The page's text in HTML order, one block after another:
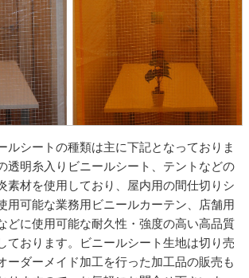
ルシートの種類は主に下記となっておりま
透明糸入りビニールシート、テントなどの
素材を使用しており、屋内用の間仕切りシ
用可能な業務用ビニールカーテン、店舗用
どに使用可能な耐久性・強度の高い高品質
ております。ビニールシート生地は切り売
ーダーメイド加工を行った加工品の販売も